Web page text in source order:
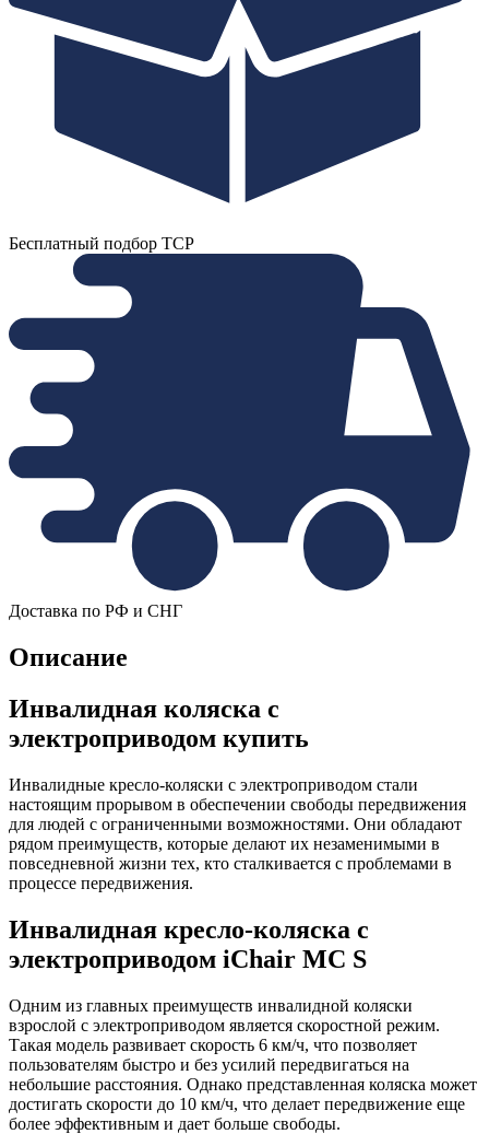
Бесплатный подбор ТСР
Доставка по РФ и СНГ
Описание
Инвалидная коляска с
электроприводом купить
Инвалидные кресло-коляски с электроприводом стали
настоящим прорывом в обеспечении свободы передвижения
для людей с ограниченными возможностями. Они обладают
рядом преимуществ, которые делают их незаменимыми в
повседневной жизни тех, кто сталкивается с проблемами в
процессе передвижения.
Инвалидная кресло-коляска с
электроприводом iChair MC S
Одним из главных преимуществ инвалидной коляски
взрослой с электроприводом является скоростной режим.
Такая модель развивает скорость 6 км/ч, что позволяет
пользователям быстро и без усилий передвигаться на
небольшие расстояния. Однако представленная коляска может
достигать скорости до 10 км/ч, что делает передвижение еще
более эффективным и дает больше свободы.